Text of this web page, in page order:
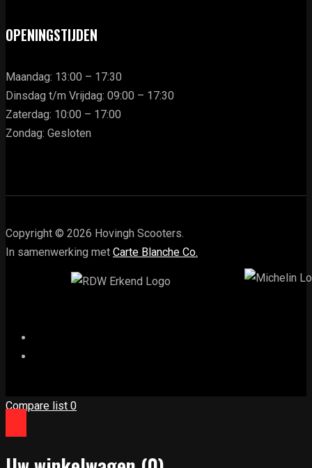
OPENINGSTIJDEN
Maandag: 13:00 – 17:30
Dinsdag t/m Vrijdag: 09:00 – 17:30
Zaterdag: 10:00 – 17:00
Zondag: Gesloten
Copyright © 2026 Hovingh Scooters.
In samenwerking met Carte Blanche Co.
Compare list 0